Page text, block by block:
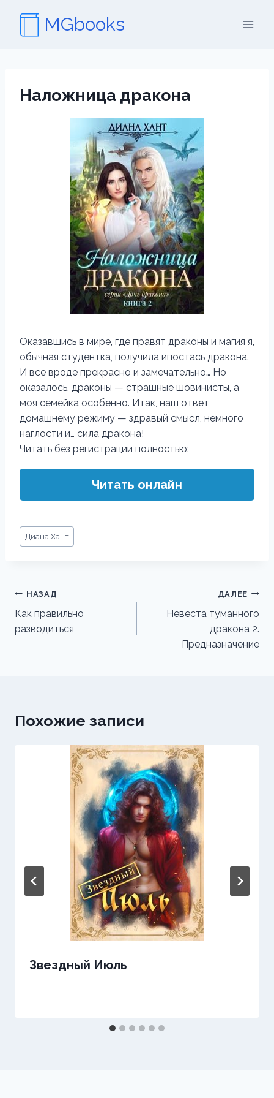
содержимому
MGbooks
Наложница дракона
Оказавшись в мире, где правят драконы и магия я,
обычная студентка, получила ипостась дракона.
И все вроде прекрасно и замечательно… Но
оказалось, драконы — страшные шовинисты, а
моя семейка особенно. Итак, наш ответ
домашнему режиму — здравый смысл, немного
наглости и… сила дракона!
Читать без регистрации полностью:
Читать онлайн
Метки
записи:
Диана Хант
Навигация
по
записям
НАЗАД
Как правильно
разводиться
ДАЛЕЕ
Невеста туманного
дракона 2.
Предназначение
Похожие записи
Звездный Июль